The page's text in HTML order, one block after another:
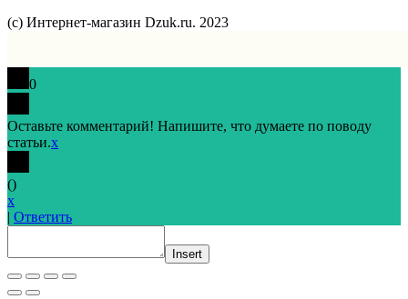
(с) Интернет-магазин Dzuk.ru. 2023
0
Оставьте комментарий! Напишите, что думаете по поводу
статьи.x
()
x
| Ответить
Insert